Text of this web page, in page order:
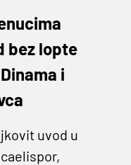
bez lopte
i
uvod u